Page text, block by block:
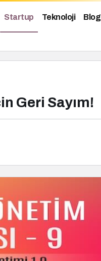
Startup Teknoloji Blog
Geri Sayım!